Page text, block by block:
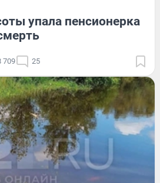
упала пенсионерка
709 25